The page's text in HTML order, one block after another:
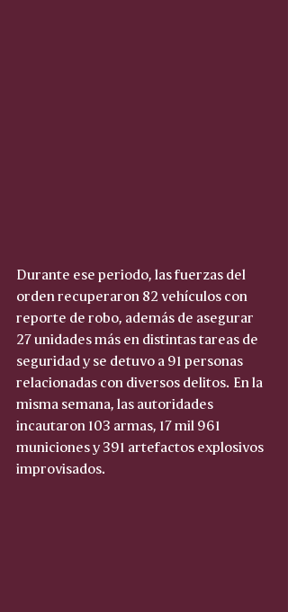
Durante ese periodo, las fuerzas del
orden recuperaron 82 vehículos con
reporte de robo, además de asegurar
27 unidades más en distintas tareas de
seguridad y se detuvo a 91 personas
relacionadas con diversos delitos. En la
misma semana, las autoridades
incautaron 103 armas, 17 mil 961
municiones y 391 artefactos explosivos
improvisados.